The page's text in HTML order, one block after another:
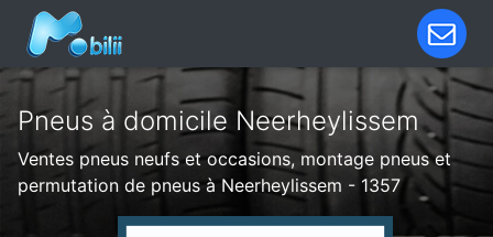
Pneus à domicile Neerheylissem
Ventes pneus neufs et occasions, montage pneus et
permutation de pneus à Neerheylissem - 1357